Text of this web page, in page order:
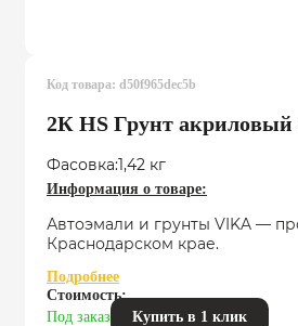
Код товара: d50f965dec5b
2К HS Грунт акриловый
Фасовка:1,42 кг
Информация о товаре:
Автоэмали и грунты VIKA —
Краснодарском крае.
Подробнее
Стоимость:
Под заказ
Купить в 1 клик